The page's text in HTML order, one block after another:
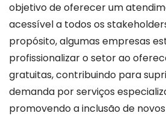
objetivo de oferecer um
acessível a todos os
propósito, algumas empresas
profissionalizar o setor ao
gratuitas, contribuindo para
demanda por serviços
promovendo a inclusão de